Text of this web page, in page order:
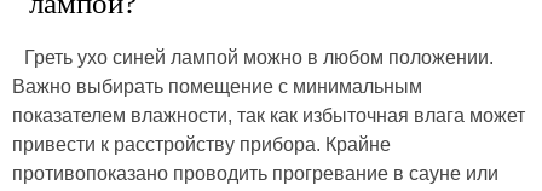
Греть ухо синей лампой можно в любом положении.
Важно выбирать помещение с минимальным
показателем влажности, так как избыточная влага может
привести к расстройству прибора. Крайне
противопоказано проводить прогревание в сауне или